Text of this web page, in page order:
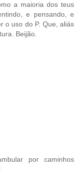
a maioria dos teus
e pensando, e
o uso do P. Que, aliás
Beijão.
por caminhos